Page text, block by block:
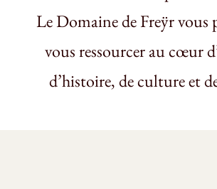
Le Domaine de Freÿr vous
vous ressourcer au cœur
d’histoire, de culture et